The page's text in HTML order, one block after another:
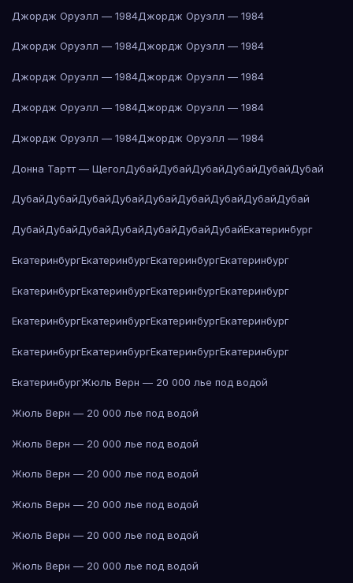
Джордж Оруэлл — 1984Джордж Оруэлл — 1984
Джордж Оруэлл — 1984Джордж Оруэлл — 1984
Джордж Оруэлл — 1984Джордж Оруэлл — 1984
Джордж Оруэлл — 1984Джордж Оруэлл — 1984
Джордж Оруэлл — 1984Джордж Оруэлл — 1984
Донна Тартт — ЩеголДубайДубайДубайДубайДубайДубай
ДубайДубайДубайДубайДубайДубайДубайДубайДубай
ДубайДубайДубайДубайДубайДубайДубайЕкатеринбург
ЕкатеринбургЕкатеринбургЕкатеринбургЕкатеринбург
ЕкатеринбургЕкатеринбургЕкатеринбургЕкатеринбург
ЕкатеринбургЕкатеринбургЕкатеринбургЕкатеринбург
ЕкатеринбургЕкатеринбургЕкатеринбургЕкатеринбург
ЕкатеринбургЖюль Верн — 20 000 лье под водой
Жюль Верн — 20 000 лье под водой
Жюль Верн — 20 000 лье под водой
Жюль Верн — 20 000 лье под водой
Жюль Верн — 20 000 лье под водой
Жюль Верн — 20 000 лье под водой
Жюль Верн — 20 000 лье под водой